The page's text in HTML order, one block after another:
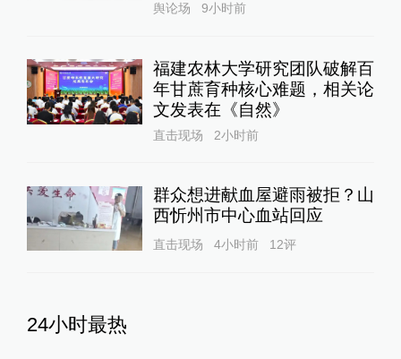
舆论场 9小时前
福建农林大学研究团队破解百
年甘蔗育种核心难题，相关论
文发表在《自然》
直击现场 2小时前
群众想进献血屋避雨被拒？山
西忻州市中心血站回应
直击现场 4小时前 12评
24小时最热